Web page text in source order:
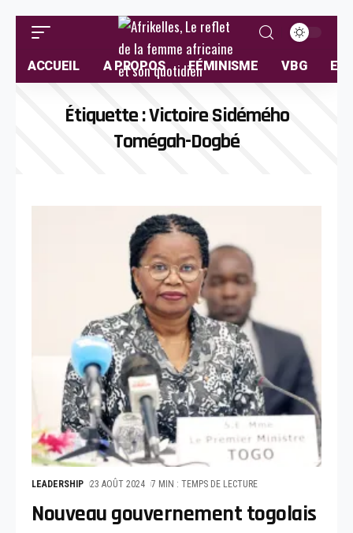
ACCUEIL A PROPOS FÉMINISME VBG
Étiquette :Victoire Sidémého
Tomégah-Dogbé
LEADERSHIP 23 AOÛT 2024 7 MIN : TEMPS DE LECTURE
Nouveau gouvernement togolais